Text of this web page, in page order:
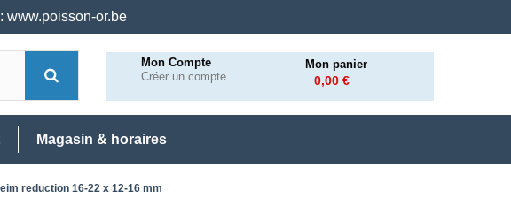
www.poisson-or.be
Mon Compte
Créer un compte
Mon panier
0,00 €
Magasin & horaires
reduction 16-22 x 12-16 mm